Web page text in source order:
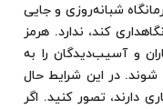
شبانه‌روزی و جایی
كند، ندارد. هرمز
و آسیب‌دیدگان را به
در این شرایط حال
دارند، تصور كنید. اگر